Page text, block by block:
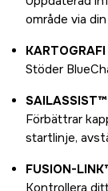
område via
KARTOGRAFI
Stöder
SAILASSIST™
Förbättrar
startlinje,
FUSION-